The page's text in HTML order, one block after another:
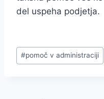
del uspeha podjetja.
Post
Tags:
#pomoč v administraciji